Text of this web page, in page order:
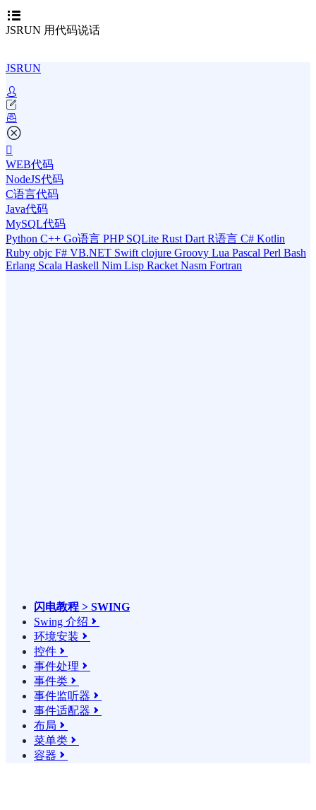
JSRUN 用代码说话
JSRUN
WEB代码
NodeJS代码
C语言代码
Java代码
MySQL代码
Python C++ Go语言 PHP SQLite Rust Dart R语言 C# Kotlin
Ruby objc F# VB.NET Swift clojure Groovy Lua Pascal Perl Bash
Erlang Scala Haskell Nim Lisp Racket Nasm Fortran
闪电教程 > SWING
Swing 介绍 
环境安装 
控件 
事件处理 
事件类 
事件监听器 
事件适配器 
布局 
菜单类 
容器 